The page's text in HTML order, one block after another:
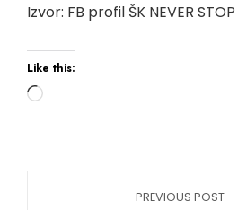
Izvor: FB profil ŠK NEVER
Like this:
Loading…
PREVIOUS POST